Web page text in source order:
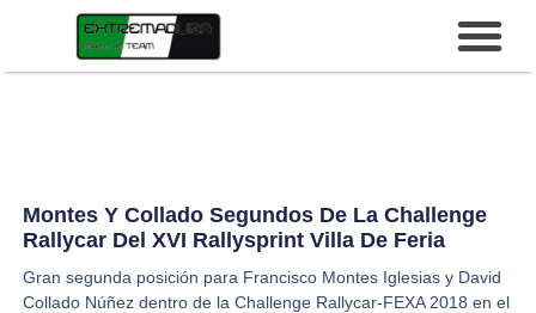
Montes Y Collado Segundos De La Challenge
Rallycar Del XVI Rallysprint Villa De Feria
Gran segunda posición para Francisco Montes Iglesias y David
Collado Núñez dentro de la Challenge Rallycar-FEXA 2018 en el